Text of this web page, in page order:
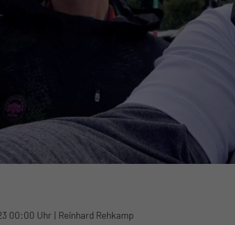
00:00 Uhr | Reinhard Rehkamp